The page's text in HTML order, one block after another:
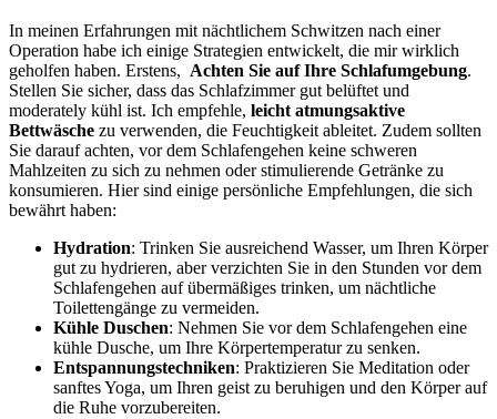
In meinen Erfahrungen ⁣mit nächtlichem Schwitzen⁣ nach einer
Operation​ habe ich einige Strategien entwickelt, die mir wirklich
geholfen haben. Erstens, ​ Achten Sie auf Ihre Schlafumgebung.
Stellen⁣ Sie sicher, ‌dass‌ das Schlafzimmer gut belüftet und
moderately kühl ist. Ich empfehle, leicht⁢ atmungsaktive
Bettwäsche zu verwenden, die Feuchtigkeit ableitet. Zudem ‌sollten
Sie darauf achten, vor dem ⁣Schlafengehen keine schweren
Mahlzeiten zu sich zu nehmen ⁤oder stimulierende‌ Getränke zu‌
konsumieren. Hier sind einige persönliche Empfehlungen, die sich
bewährt⁢ haben:
Hydration: Trinken⁢ Sie ausreichend Wasser,‍ um Ihren Körper
gut zu hydrieren, aber verzichten Sie in den⁣ Stunden⁤ vor‌ dem
Schlafengehen auf übermäßiges trinken, um nächtliche
Toilettengänge zu vermeiden.
Kühle⁣ Duschen: Nehmen Sie vor dem Schlafengehen ​eine
kühle Dusche, um Ihre Körpertemperatur zu senken.
Entspannungstechniken:⁢ Praktizieren Sie Meditation oder
sanftes ⁢Yoga, um Ihren geist⁤ zu beruhigen und den Körper auf
​die Ruhe ​vorzubereiten.